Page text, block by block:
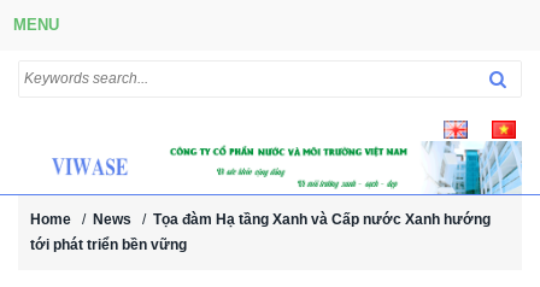
MENU
Home / News / Tọa đàm Hạ tầng Xanh và Cấp nước Xanh hướng
tới phát triển bền vững